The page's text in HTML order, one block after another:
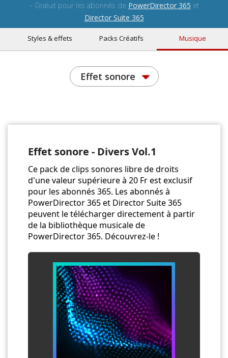
- Gratuit pour les abonnés de PowerDirector 365 et
Director Suite 365
Styles & effets Packs Créatifs Musique
Effet sonore
Effet sonore - Divers Vol.1
Ce pack de clips sonores libre de droits
d'une valeur supérieure à 20 Fr est exclusif
pour les abonnés 365. Les abonnés à
PowerDirector 365 et Director Suite 365
peuvent le télécharger directement à partir
de la bibliothèque musicale de
PowerDirector 365. Découvrez-le !